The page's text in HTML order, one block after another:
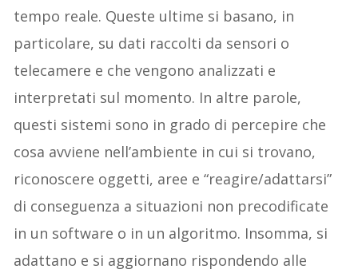
tempo reale. Queste ultime si basano, in
particolare, su dati raccolti da sensori o
telecamere e che vengono analizzati e
interpretati sul momento. In altre parole,
questi sistemi sono in grado di percepire che
cosa avviene nell’ambiente in cui si trovano,
riconoscere oggetti, aree e “reagire/adattarsi”
di conseguenza a situazioni non precodificate
in un software o in un algoritmo. Insomma, si
adattano e si aggiornano rispondendo alle